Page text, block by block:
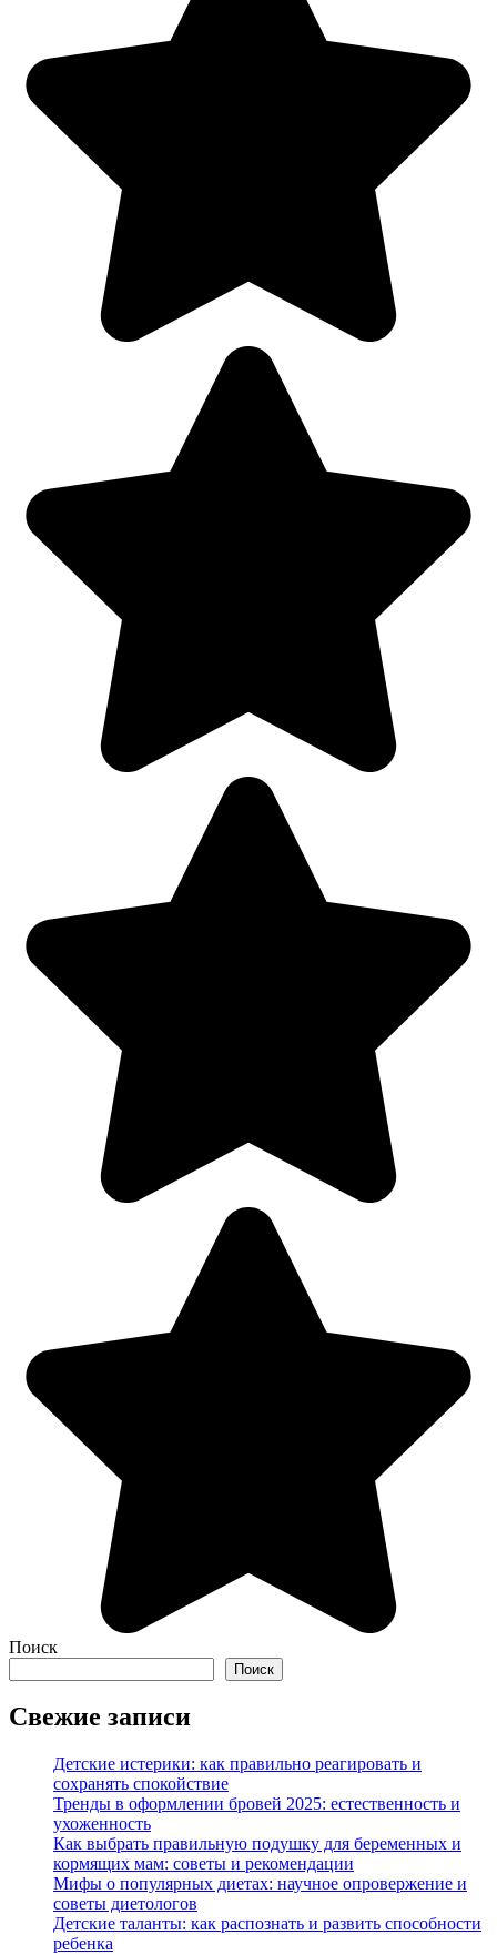
Поиск
Поиск
Свежие записи
Детские истерики: как правильно реагировать и
сохранять спокойствие
Тренды в оформлении бровей 2025: естественность и
ухоженность
Как выбрать правильную подушку для беременных и
кормящих мам: советы и рекомендации
Мифы о популярных диетах: научное опровержение и
советы диетологов
Детские таланты: как распознать и развить способности
ребенка